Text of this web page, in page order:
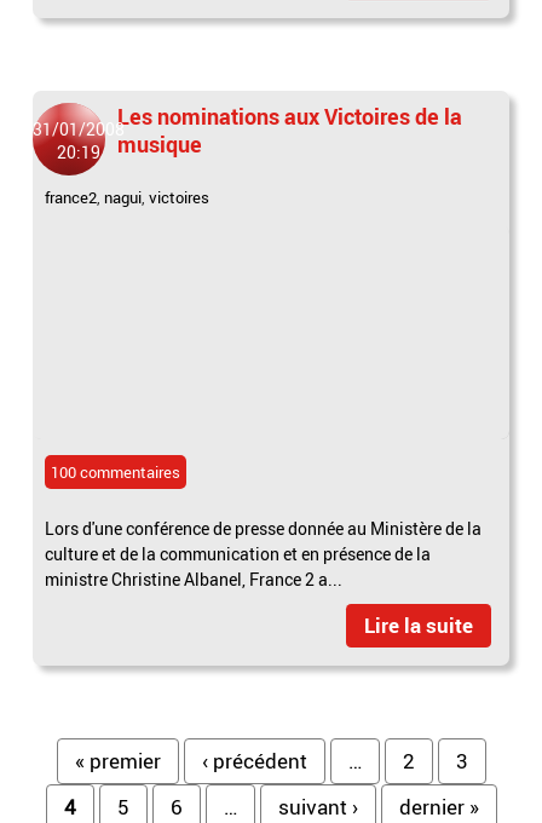
31/01/2008
20:19
Les nominations aux Victoires de la
musique
france2, nagui,victoires
100 commentaires
Lors d'une conférence de presse donnée au Ministère de la
culture et de la communication et en présence de la
ministre Christine Albanel, France 2 a...
Lire la suite
Pages
« premier ‹ précédent … 2
3
4
5 6 … suivant › dernier »